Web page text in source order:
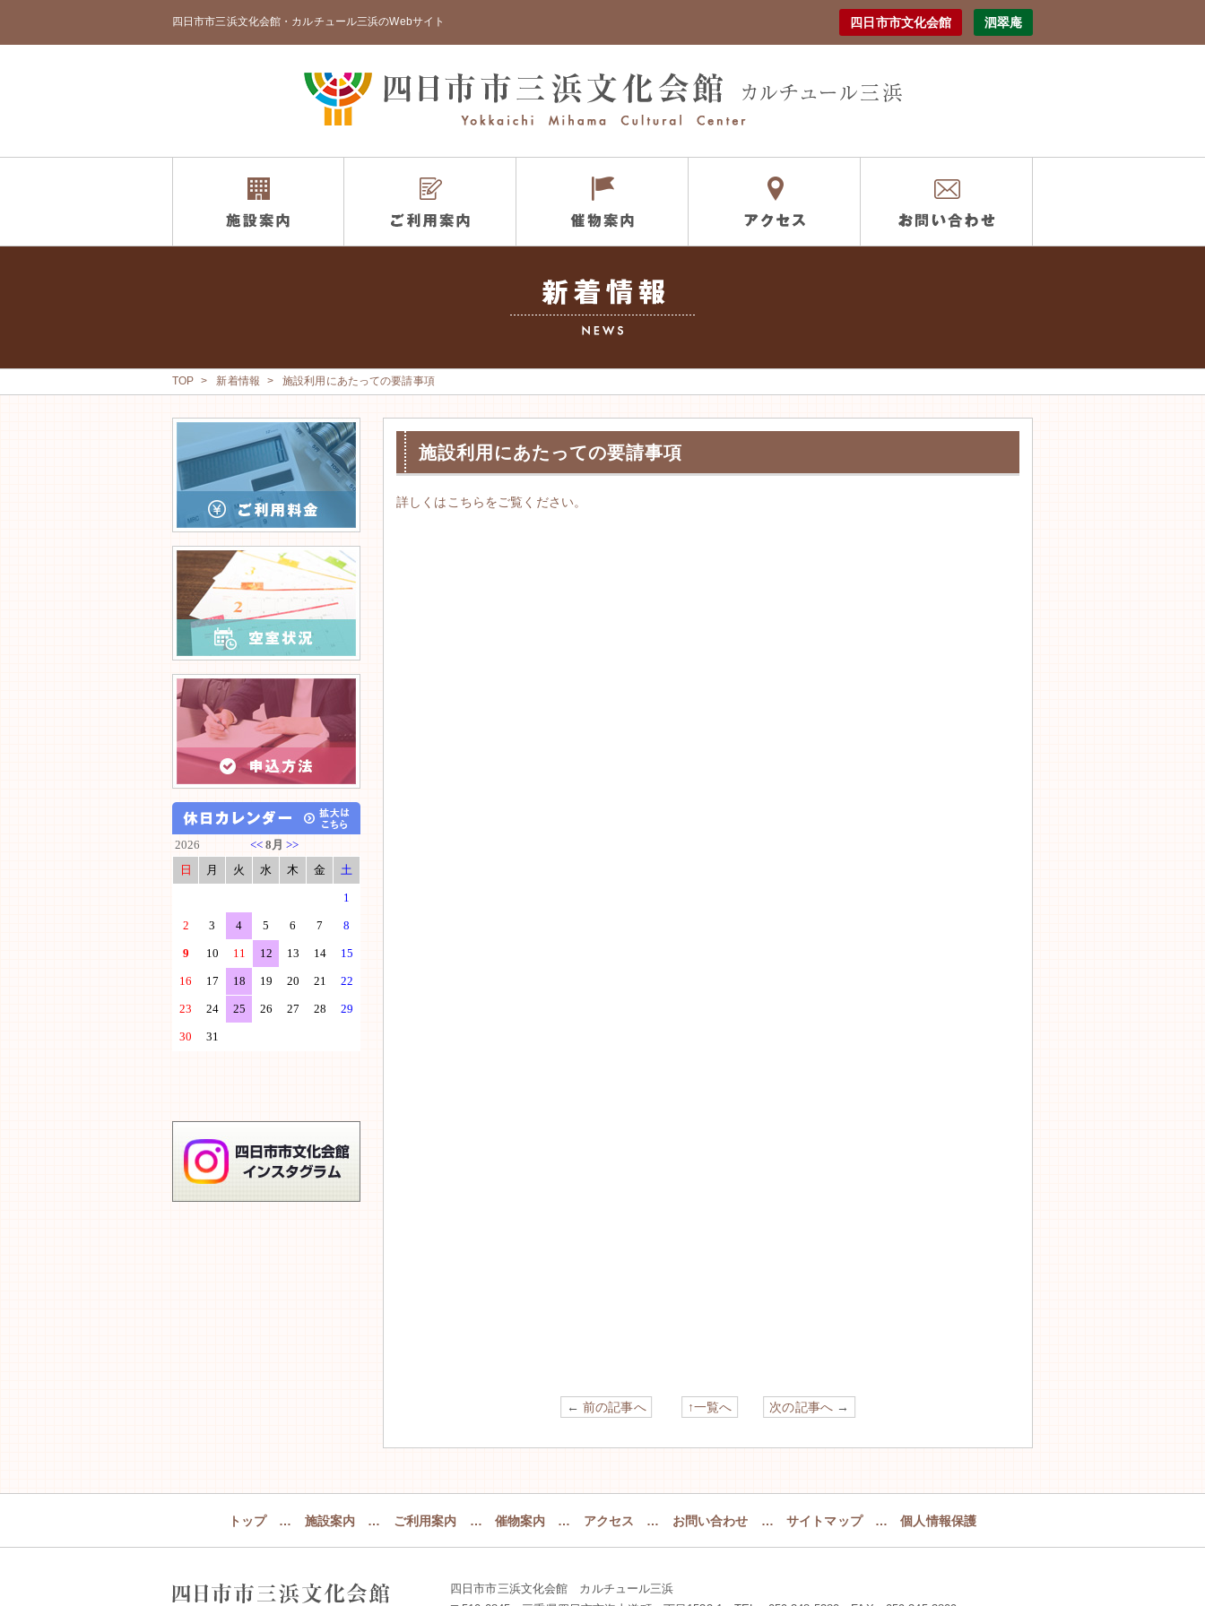
四日市市三浜文化会館・カルチュール三浜のWebサイト 四日市市文化会館 泗翠庵
TOP 新着情報 施設利用にあたっての要請事項
施設利用にあたっての要請事項
詳しくはこちらをご覧ください。
← 前の記事へ ↑一覧へ 次の記事へ →
トップ… 施設案内 … ご利用案内 … 催物案内 … アクセス … お問い合わせ …サイトマップ…個人情報保護
四日市市三浜文化会館 カルチュール三浜